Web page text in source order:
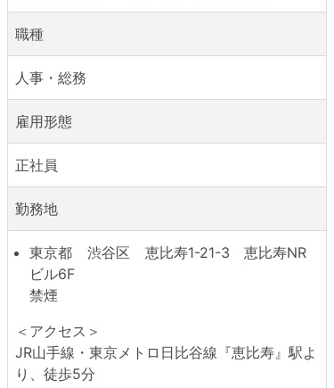
職種
人事・総務
雇用形態
正社員
勤務地
東京都 渋谷区
恵比寿1-21-3 恵比寿NR
ビル6F
禁煙
＜アクセス＞
JR山手線・東京メトロ日比谷線『恵比寿』駅よ
り、徒歩5分